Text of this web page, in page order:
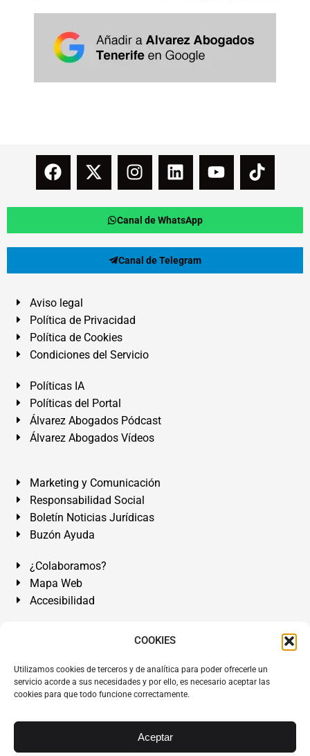
COOKIES
Utilizamos cookies de terceros y de analítica para poder ofrecerle un
servicio acorde a sus necesidades y por ello, es necesario aceptar las
cookies para que todo funcione correctamente.
Aceptar
Canal de WhatsApp
Canal de Telegram
Aviso legal
Política de Privacidad
Política de Cookies
Condiciones del Servicio
Políticas IA
Políticas del Portal
Álvarez Abogados Pódcast
Álvarez Abogados Vídeos
Marketing y Comunicación
Responsabilidad Social
Boletín Noticias Jurídicas
Buzón Ayuda
¿Colaboramos?
Mapa Web
Accesibilidad
Álvarez Abogados Tenerife:Calle Teobaldo Power Nº 7,
de Tenerife. Islas Canarias.
Somos Abogados especialistas del Derecho desde 1954.
Tenerife Sur .Mejores Abogados Tenerife
Abogados colegiados y ejercientes del ICATF.